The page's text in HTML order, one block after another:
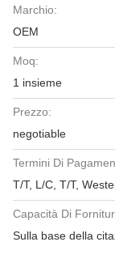
Marchio:
OEM
Moq:
1 insieme
Prezzo:
negotiable
Termini Di
T/T, L/C, T/T,
Capacità Di
Sulla base della